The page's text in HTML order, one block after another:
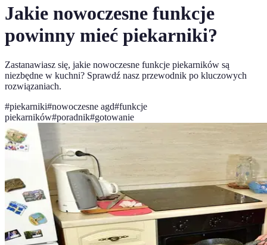
Jakie nowoczesne funkcje
powinny mieć piekarniki?
Zastanawiasz się, jakie nowoczesne funkcje piekarników są
niezbędne w kuchni? Sprawdź nasz przewodnik po kluczowych
rozwiązaniach.
#piekarniki#nowoczesne agd#funkcje
piekarników#poradnik#gotowanie